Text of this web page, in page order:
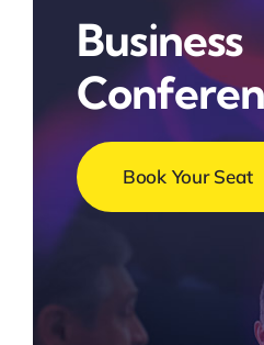
Business
Book Your Seat